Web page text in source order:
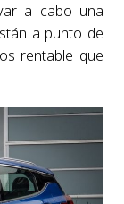
a cabo una
a punto de
rentable que